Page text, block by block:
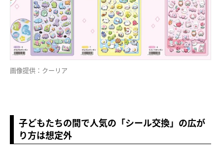
画像提供：クーリア
子どもたちの間で人気の「シール交換」の広が
り方は想定外